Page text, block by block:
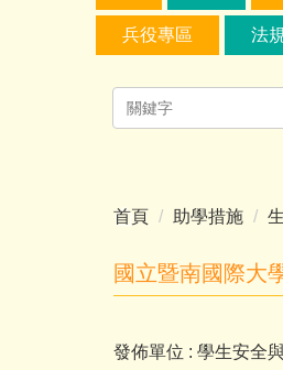
兵役專區 法
首頁 助學措施
國立暨南國際大
發佈單位 : 學生安全